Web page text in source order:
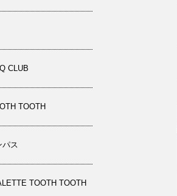
CLUB
TOOTH
パス
TOOTH TOOTH